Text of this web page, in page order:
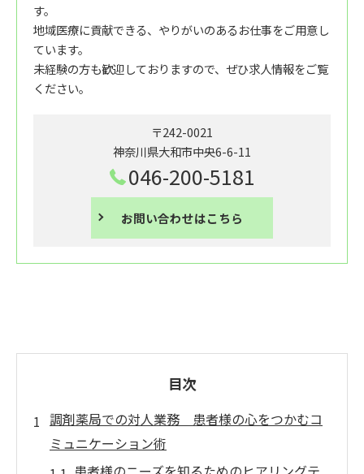
す。
地域医療に貢献できる、やりがいのあるお仕事をご用意し
ています。
未経験の方も歓迎しておりますので、ぜひ求人情報をご覧
ください。
〒242-0021
神奈川県大和市中央6-6-11
046-200-5181
お問い合わせはこちら
目次
調剤薬局での対人業務 患者様の心をつかむコ
ミュニケーション術